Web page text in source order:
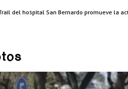
del hospital San Bernardo promueve la